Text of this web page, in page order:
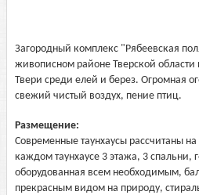
Загородный комплекс "Рябеевская
живописном районе Тверской
Твери среди елей и берез. Огромная
свежий чистый воздух, пение птиц.
Размещение:
Современные таунхаусы рассчитаны
каждом таунхаусе 3 этажа, 3 спальни,
оборудованная всем необходимым,
прекрасным видом на природу,